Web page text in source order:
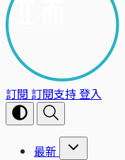
訂閱 訂閱支持登入
最新